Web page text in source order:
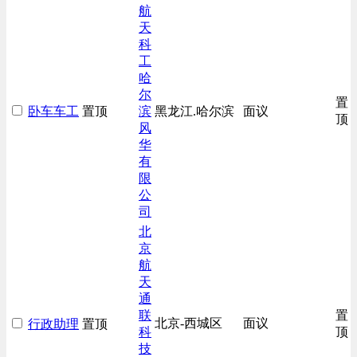
卧车车工 置顶
航
天
科
工
哈
尔
滨
风
华
有
限
公
司
黑龙江.哈尔滨 面议
置
顶
行政助理 置顶
北
京
航
天
通
联
科
技
北京-西城区 面议
置
顶